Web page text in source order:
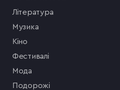
література
музика
кіно
фестивалі
мода
подорожі